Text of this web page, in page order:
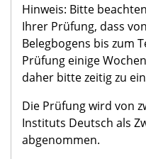
Hinweis: Bitte
Ihrer Prüfung, dass
Belegbogens bis zum
Prüfung einige
daher bitte zeitig zu
Die Prüfung wird von
Instituts Deutsch als
abgenommen.